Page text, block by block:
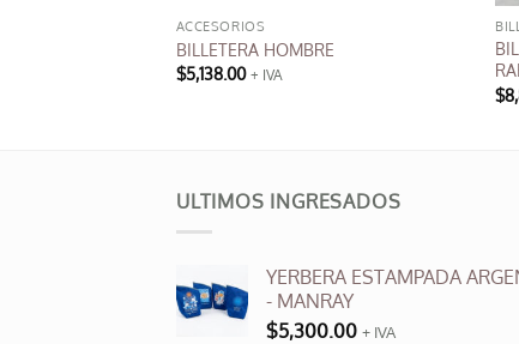
ACCESORIOS
BILLETERA HOMBRE
$5,138.00 + IVA
variantes.
Las
se
pueden
$
ULTIMOS INGRESADOS
YERBERA ESTAMPADA
- MANRAY
$5,300.00 + IVA